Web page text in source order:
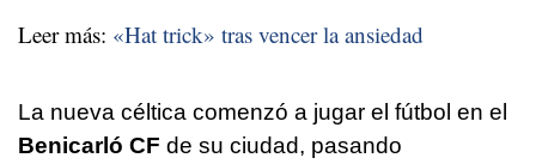
Leer más: «Hat trick» tras vencer la ansiedad
La nueva céltica comenzó a jugar el fútbol en el
Benicarló CF de su ciudad, pasando